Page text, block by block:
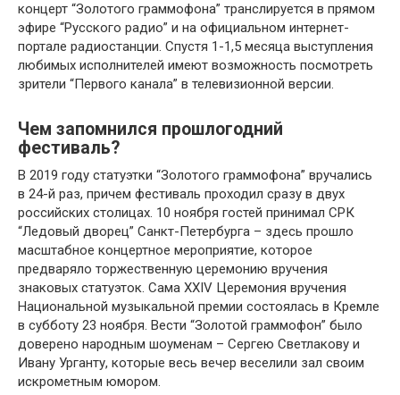
концерт “Золотого граммофона” транслируется в прямом
эфире “Русского радио” и на официальном интернет-
портале радиостанции. Спустя 1-1,5 месяца выступления
любимых исполнителей имеют возможность посмотреть
зрители “Первого канала” в телевизионной версии.
Чем запомнился прошлогодний
фестиваль?
В 2019 году статуэтки “Золотого граммофона” вручались
в 24-й раз, причем фестиваль проходил сразу в двух
российских столицах. 10 ноября гостей принимал СРК
“Ледовый дворец” Санкт-Петербурга – здесь прошло
масштабное концертное мероприятие, которое
предваряло торжественную церемонию вручения
знаковых статуэток. Сама XXIV Церемония вручения
Национальной музыкальной премии состоялась в Кремле
в субботу 23 ноября. Вести “Золотой граммофон” было
доверено народным шоуменам – Сергею Светлакову и
Ивану Урганту, которые весь вечер веселили зал своим
искрометным юмором.